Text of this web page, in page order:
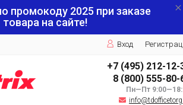
промокоду 2025 при заказе
товара на сайте!
Вход
+7 (495) 212-12-
8 (800) 555-80-
Пн—Пт